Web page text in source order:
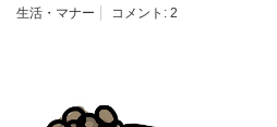
生活・マナー コメント: 2